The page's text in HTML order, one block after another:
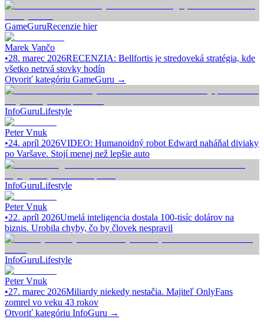
GameGuruRecenzie hier
Marek Vančo
•28. marec 2026RECENZIA: Bellfortis je stredoveká stratégia, kde
všetko netrvá stovky hodín
Otvoriť kategóriu GameGuru →
InfoGuruLifestyle
Peter Vnuk
•24. apríl 2026VIDEO: Humanoidný robot Edward naháňal diviaky
po Varšave. Stojí menej než lepšie auto
InfoGuruLifestyle
Peter Vnuk
•22. apríl 2026Umelá inteligencia dostala 100-tisíc dolárov na
biznis. Urobila chyby, čo by človek nespravil
InfoGuruLifestyle
Peter Vnuk
•27. marec 2026Miliardy niekedy nestačia. Majiteľ OnlyFans
zomrel vo veku 43 rokov
Otvoriť kategóriu InfoGuru →